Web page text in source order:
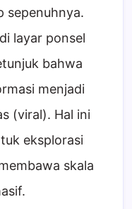
sepenuhnya.
layar ponsel
bahwa
menjadi
(viral). Hal ini
eksplorasi
skala